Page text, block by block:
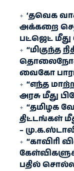
‘தவெக
அக்கறை
பட்ஜெட்
“மிகுந்த
வைகோ
“எந்த
அரசு மீது
“தமிழக
திட்டங்கள்
–
“காவிரி
பதில்